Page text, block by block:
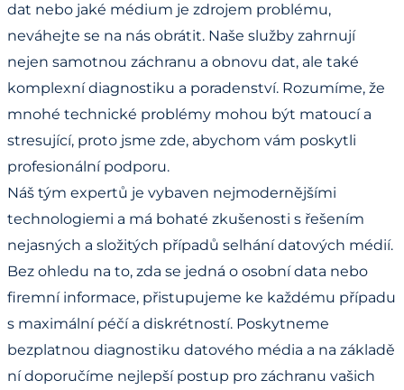
dat nebo jaké médium je zdrojem problému,
neváhejte se na nás obrátit. Naše služby zahrnují
nejen samotnou záchranu a obnovu dat, ale také
komplexní diagnostiku a poradenství. Rozumíme, že
mnohé technické problémy mohou být matoucí a
stresující, proto jsme zde, abychom vám poskytli
profesionální podporu.
Náš tým expertů je vybaven nejmodernějšími
technologiemi a má bohaté zkušenosti s řešením
nejasných a složitých případů selhání datových médií.
Bez ohledu na to, zda se jedná o osobní data nebo
firemní informace, přistupujeme ke každému případu
s maximální péčí a diskrétností. Poskytneme
bezplatnou diagnostiku datového média a na základě
ní doporučíme nejlepší postup pro záchranu vašich